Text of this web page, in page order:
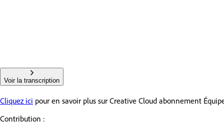
Voir la transcription
Cliquez ici pour en savoir plus sur Creative Cloud abonnement
Contribution :